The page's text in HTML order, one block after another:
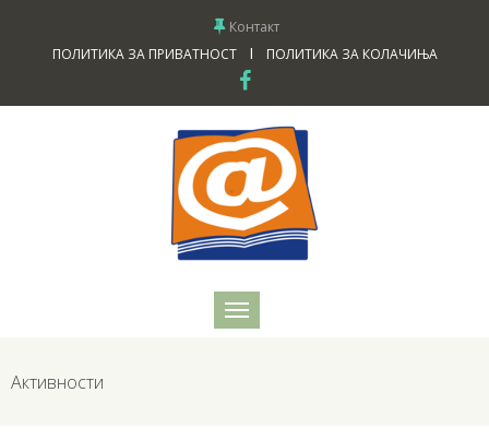
Контакт
ПОЛИТИКА ЗА ПРИВАТНОСТ
I ПОЛИТИКА ЗА КОЛАЧИЊА
Активности